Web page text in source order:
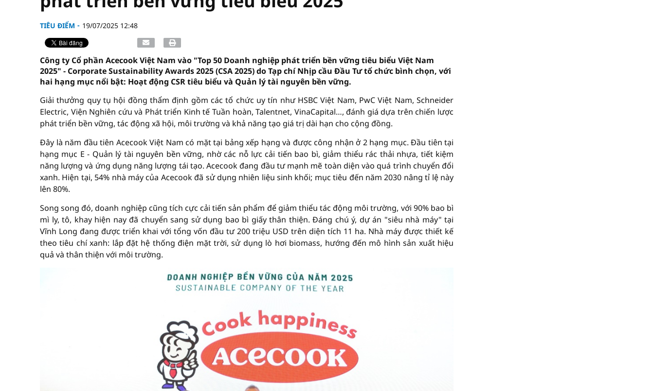
TIÊU ĐIỂM 19/07/2025 12:48
Công ty Cổ phần Acecook Việt Nam vào "Top 50 Doanh nghiệp phát triển bền vững tiêu biểu Việt Nam
2025" - Corporate Sustainability Awards 2025 (CSA 2025) do Tạp chí Nhịp cầu Đầu Tư tổ chức bình chọn, với
hai hạng mục nổi bật: Hoạt động CSR tiêu biểu và Quản lý tài nguyên bền vững.
Giải thưởng quy tụ hội đồng thẩm định gồm các tổ chức uy tín như HSBC Việt Nam, PwC Việt Nam, Schneider
Electric, Viện Nghiên cứu và Phát triển Kinh tế Tuần hoàn, Talentnet, VinaCapital…, đánh giá dựa trên chiến lược
phát triển bền vững, tác động xã hội, môi trường và khả năng tạo giá trị dài hạn cho cộng đồng.
Đây là năm đầu tiên Acecook Việt Nam có mặt tại bảng xếp hạng và được công nhận ở 2 hạng mục. Đầu tiên tại
hạng mục E - Quản lý tài nguyên bền vững, nhờ các nỗ lực cải tiến bao bì, giảm thiểu rác thải nhựa, tiết kiệm
năng lượng và ứng dụng năng lượng tái tạo. Acecook đang đầu tư mạnh mẽ toàn diện vào quá trình chuyển đổi
xanh. Hiện tại, 54% nhà máy của Acecook đã sử dụng nhiên liệu sinh khối; mục tiêu đến năm 2030 nâng tỉ lệ này
lên 80%.
Song song đó, doanh nghiệp cũng tích cực cải tiến sản phẩm để giảm thiểu tác động môi trường, với 90% bao bì
mì ly, tô, khay hiện nay đã chuyển sang sử dụng bao bì giấy thân thiện. Đáng chú ý, dự án "siêu nhà máy" tại
Vĩnh Long đang được triển khai với tổng vốn đầu tư 200 triệu USD trên diện tích 11 ha. Nhà máy được thiết kế
theo tiêu chí xanh: lắp đặt hệ thống điện mặt trời, sử dụng lò hơi biomass, hướng đến mô hình sản xuất hiệu
quả và thân thiện với môi trường.